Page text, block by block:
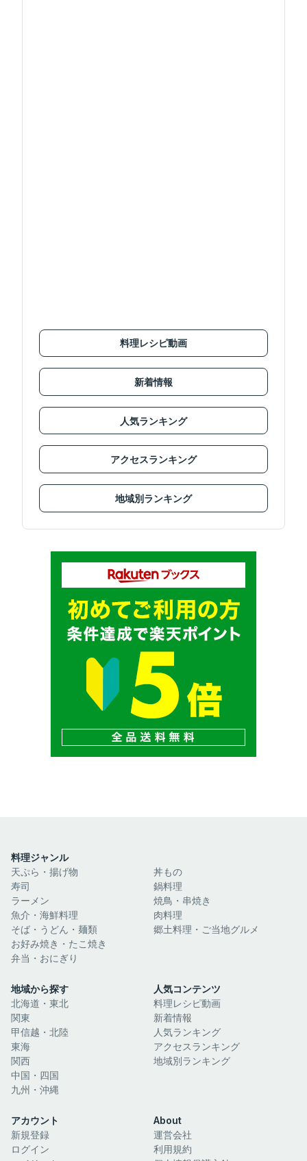
料理レシピ動画
新着情報
人気ランキング
アクセスランキング
地域別ランキング
料理ジャンル
天ぷら・揚げ物
寿司
ラーメン
魚介・海鮮料理
そば・うどん・麺類
お好み焼き・たこ焼き
弁当・おにぎり
丼もの
鍋料理
焼鳥・串焼き
肉料理
郷土料理・ご当地グルメ
地域から探す
北海道・東北
関東
甲信越・北陸
東海
関西
中国・四国
九州・沖縄
人気コンテンツ
料理レシピ動画
新着情報
人気ランキング
アクセスランキング
地域別ランキング
アカウント
新規登録
ログイン
About
運営会社
利用規約